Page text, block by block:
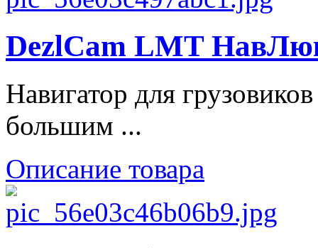
DezlCam LMT
Навигатор для
большим ...
Описание товара